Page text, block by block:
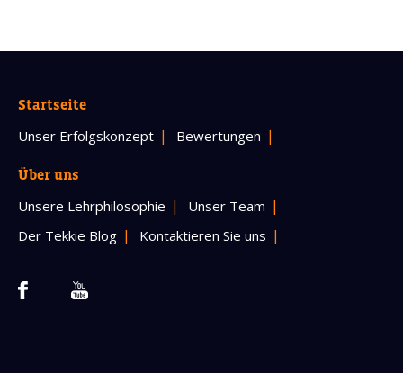
Startseite
Unser Erfolgskonzept Bewertungen
Über uns
Unsere Lehrphilosophie
Unser Team
Der Tekkie Blog
Kontaktieren Sie uns